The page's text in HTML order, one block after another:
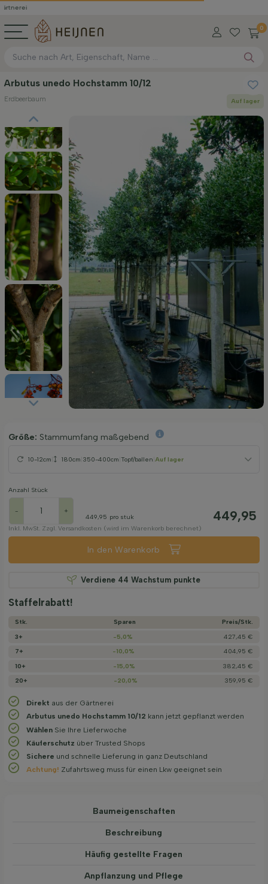
0
Arbutus unedo Hochstamm 10/12
Erdbeerbaum Auf lager
Größe: Stammumfang maßgebend
10-12cm 180cm 350-400cm Topf/ballen Auf lager
Anzahl Stück
- +
449,95 pro stuk 449,95
Inkl. MwSt. Zzgl. Versandkosten (wird im Warenkorb berechnet)
In den Warenkorb
Verdiene 44 Wachstum punkte
Staffelrabatt!
Stk. Sparen
Preis/­Stk.
3+
-5,0%
427,45 €
7+
-10,0%
404,95 €
10+
-15,0%
382,45 €
20+
-20,0% 359,95 €
Direkt aus der Gärtnerei
Arbutus unedo Hochstamm 10/12 kann jetzt gepflanzt werden
Wählen Sie Ihre Lieferwoche
Käuferschutz über Trusted Shops
Sichere und schnelle Lieferung in ganz Deutschland
Achtung! Zufahrtsweg muss für einen Lkw geeignet sein
Baum­eigen­schaften
Beschreibung
Häufig gestellte Fragen
Anpflanzung und Pflege